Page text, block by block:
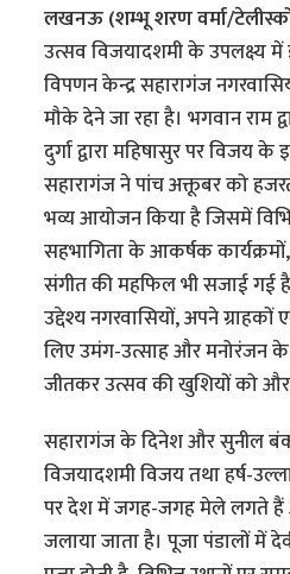
लखनऊ (शम्भू शरण वर्मा/
उत्सव विजयादशमी के उपलक्ष्य में
विपणन केन्द्र सहारागंज
मौके देने जा रहा है। भगवान राम
दुर्गा द्वारा महिषासुर पर विजय के
सहारागंज ने पांच अक्तूबर को
भव्य आयोजन किया है जिसमें
सहभागिता के आकर्षक
संगीत की महफिल भी सजाई गई
उद्देश्य नगरवासियों, अपने
लिए उमंग-उत्साह और मनोरंजन
जीतकर उत्सव की खुशियों को और
सहारागंज के दिनेश और सुनील
विजयादशमी विजय तथा हर्ष-
पर देश में जगह-जगह मेले लगते हैं
जलाया जाता है। पूजा पंडालों में